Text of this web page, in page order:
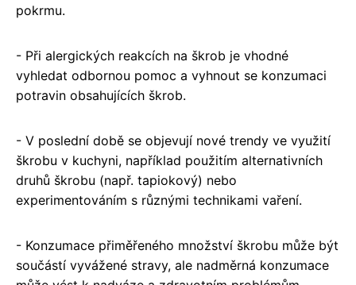
pokrmu.
- Při alergických reakcích na škrob je vhodné
vyhledat odbornou pomoc a vyhnout se konzumaci
potravin obsahujících škrob.
- V poslední době se objevují nové trendy ve využití
škrobu v kuchyni, například použitím alternativních
druhů škrobu (např. tapiokový) nebo
experimentováním s různými technikami vaření.
- Konzumace přiměřeného množství škrobu může být
součástí vyvážené stravy, ale nadměrná konzumace